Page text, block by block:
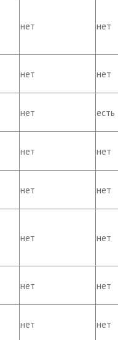
нет нет
нет нет
нет есть
нет нет
нет нет
нет нет
нет нет
нет нет